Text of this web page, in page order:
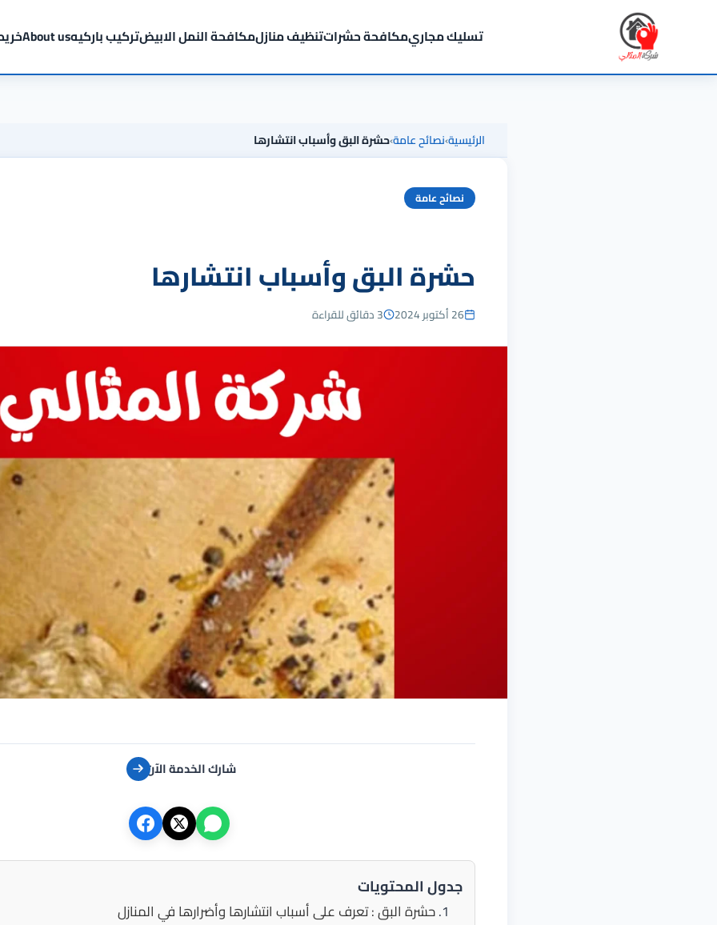
تسليك مجاريمكافحة حشراتتنظيف منازلمكافحة النمل الابيضتركيب باركيهAbout us
الرئيسية›نصائح عامة›حشرة البق وأسباب انتشارها
نصائح عامة
حشرة البق وأسباب انتشارها
26 أكتوبر 2024 3 دقائق للقراءة
شارك الخدمة الآن
جدول المحتويات
حشرة البق : تعرف على أسباب انتشارها وأضرارها في المنازل